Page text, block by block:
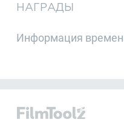
НАГРАДЫ
Информация